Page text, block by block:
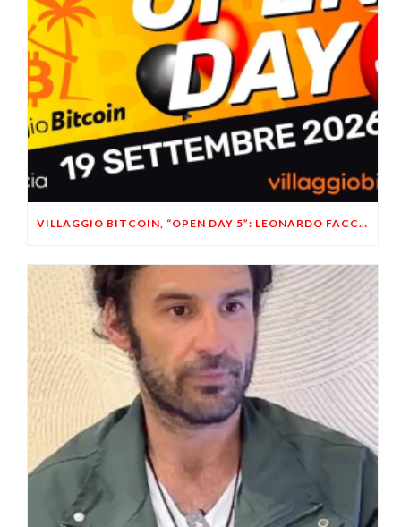
VILLAGGIO BITCOIN, “OPEN DAY 5”: LEONARDO FACCO OSPITE A BRESCIA